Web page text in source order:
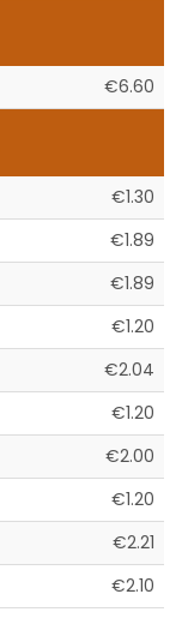
€6.60
€1.30
€1.89
€1.89
€1.20
€2.04
€1.20
€2.00
€1.20
€2.21
€2.10